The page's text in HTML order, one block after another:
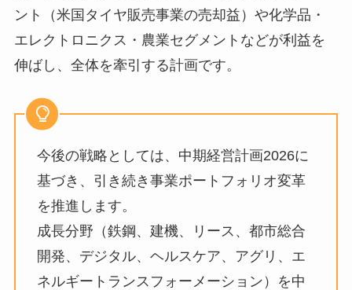
ント（米国タイヤ販売事業の売却益）や化学品・
エレクトロニクス・農業セグメントなどが利益を
伸ばし、全体を牽引する計画です。
今後の戦略としては、中期経営計画2026に
基づき、引き続き事業ポートフォリオ変革
を推進します。
成長分野（鉄鋼、建機、リース、都市総合
開発、デジタル、ヘルスケア、アグリ、エ
ネルギートランスフォーメーション）を中